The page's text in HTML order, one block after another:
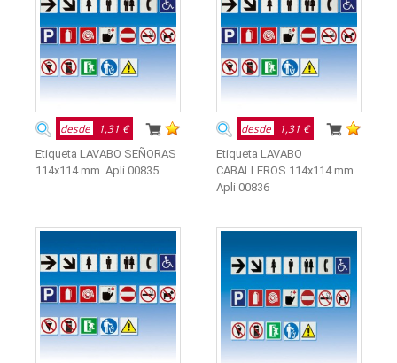
desde 1,31 €
Etiqueta LAVABO SEÑORAS
114x114 mm. Apli 00835
desde 1,31 €
Etiqueta LAVABO
CABALLEROS 114x114 mm.
Apli 00836